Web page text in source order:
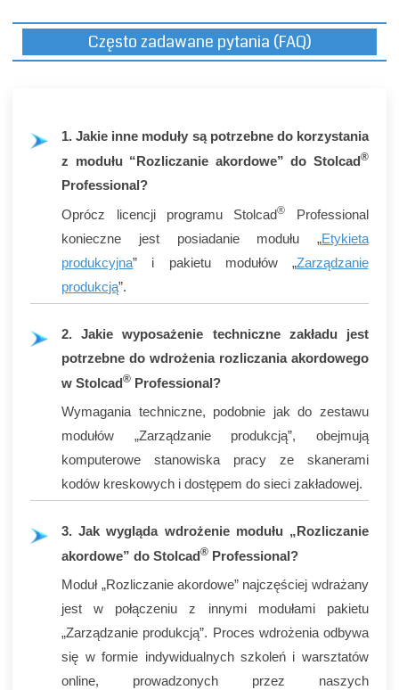
Często zadawane pytania (FAQ)
1. Jakie inne moduły są potrzebne do korzystania
z modułu “Rozliczanie akordowe” do Stolcad®
Professional?
Oprócz licencji programu Stolcad®
Professional
konieczne jest posiadanie modułu „Etykieta
produkcyjna” i pakietu modułów „Zarządzanie
produkcją”.
2. Jakie wyposażenie techniczne zakładu jest
potrzebne do wdrożenia rozliczania akordowego
w Stolcad® Professional?
Wymagania techniczne, podobnie jak do zestawu
modułów „Zarządzanie produkcją”, obejmują
komputerowe stanowiska pracy ze skanerami
kodów kreskowych i dostępem do sieci zakładowej.
3. Jak wygląda wdrożenie modułu „Rozliczanie
akordowe” do Stolcad® Professional?
Moduł „Rozliczanie akordowe” najczęściej wdrażany
jest w połączeniu z innymi modułami pakietu
„Zarządzanie produkcją”. Proces wdrożenia odbywa
się w formie indywidualnych szkoleń i warsztatów
online, prowadzonych przez naszych